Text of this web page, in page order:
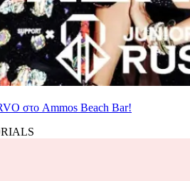
στο Ammos Beach Bar!